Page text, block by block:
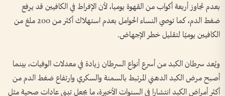
بعدم تجاوز أربعة أكواب من القهوة يوميا، لأن الإفراط في الكافيين قد يرفع
ضغط الدم، كما توصي النساء الحوامل بعدم استهلاك أكثر من 200 ملغ من
الكافيين يوميًا لتقليل خطر الإجهاض.
ويُعد سرطان الكبد من أسرع أنواع السرطان زيادة في معدلات الوفيات، بينما
أصبح مرض الكبد الدهني المرتبط بالسمنة والسكري وارتفاع ضغط الدم من
أكثر أمراض الكبد انتشارا في السنوات الأخيرة، ما يجعل تبني عادات صحية مثل